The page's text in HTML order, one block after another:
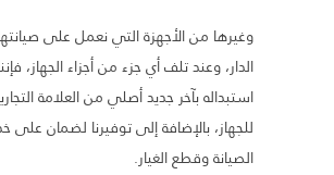
وغيرها من الأجهزة التي نعمل على
الدار، وعند تلف أي جزء من أجزاء الجهاز،
استبداله بآخر جديد أصلي من العلامة
للجهاز، بالإضافة إلى توفيرنا لضمان على
الصيانة وقطع الغيار.